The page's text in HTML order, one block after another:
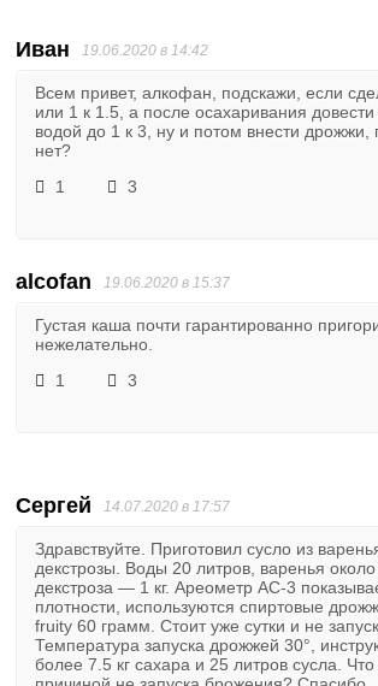
Иван 19.06.2020 в 14:42
Всем привет, алкофан, подскажи, если
или 1 к 1.5, а после осахаривания
водой до 1 к 3, ну и потом внести дрожжи,
нет?
1
3
alcofan 19.06.2020 в 15:37
Густая каша почти гарантированно
нежелательно.
1
3
Сергей 14.07.2020 в 17:57
Здравствуйте. Приготовил сусло из
декстрозы. Воды 20 литров, варенья около
декстроза — 1 кг. Ареометр АС-3
плотности, используются спиртовые
fruity 60 грамм. Стоит уже сутки и не
Температура запуска дрожжей 30°,
более 7.5 кг сахара и 25 литров сусла.